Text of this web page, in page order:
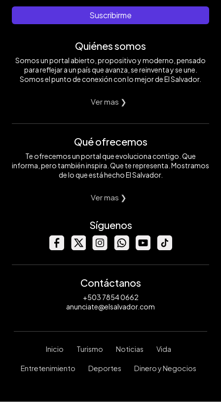
Suscribirme
Quiénes somos
Somos un portal abierto, propositivo y moderno, pensado
para reflejar a un país que avanza, se reinventa y se une.
Somos el punto de conexión con lo mejor de El Salvador.
Ver mas ❯
Qué ofrecemos
Te ofrecemos un portal que evoluciona contigo. Que
informa, pero también inspira. Que te representa. Mostramos
de lo que está hecho El Salvador.
Ver mas ❯
Síguenos
Contáctanos
+503 7854 0662
anunciate@elsalvador.com
Inicio Turismo Noticias Vida
Entretenimiento Deportes Dinero y Negocios